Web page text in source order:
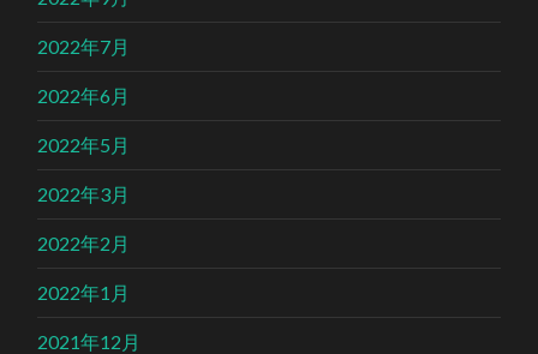
2022年7月
2022年6月
2022年5月
2022年3月
2022年2月
2022年1月
2021年12月